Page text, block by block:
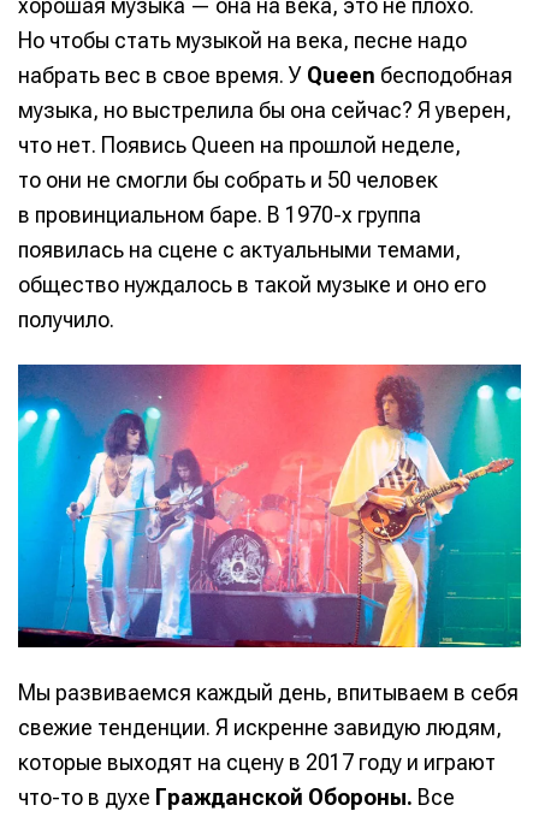
хорошая музыка — она на века, это не плохо.
Но чтобы стать музыкой на века, песне надо
набрать вес в свое время. У Queen бесподобная
музыка, но выстрелила бы она сейчас? Я уверен,
что нет. Появись Queen на прошлой неделе,
то они не смогли бы собрать и 50 человек
в провинциальном баре. В 1970-х группа
появилась на сцене с актуальными темами,
общество нуждалось в такой музыке и оно его
получило.
Мы развиваемся каждый день, впитываем в себя
свежие тенденции. Я искренне завидую людям,
которые выходят на сцену в 2017 году и играют
что-то в духе Гражданской Обороны. Все